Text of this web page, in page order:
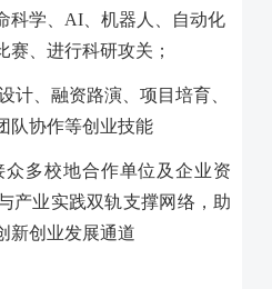
学、 AI、机器人、自动化
赛、进行科研攻关；
计、融资路演、项目培育、
队协作等创业技能
众多校地合作单位及企业资
产业实践双轨支撑网络，助
新创业发展通道